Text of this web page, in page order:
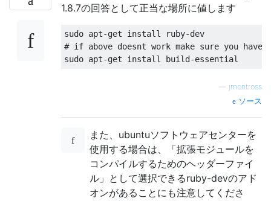
1.8.7の回答として正当な場所に値します
sudo apt-get install ruby-
# if above doesnt work make sure you
sudo apt-get install build-essential
jmontross
ソース
また、ubuntuソフトウェアセンターを
使用する場合は、「拡張モジュールを
コンパイルするためのヘッダーファイ
ル」として選択できるruby-devのアド
オンがあることにも注意してくださ